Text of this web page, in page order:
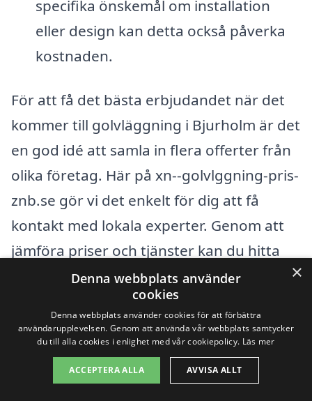
specifika önskemål om installation
eller design kan detta också påverka
kostnaden.
För att få det bästa erbjudandet när det
kommer till golvläggning i Bjurholm är det
en god idé att samla in flera offerter från
olika företag. Här på xn--golvlggning-pris-
znb.se gör vi det enkelt för dig att få
kontakt med lokala experter. Genom att
jämföra priser och tjänster kan du hitta
det bästa alternativet som passar både
din budget och dina önskemål. Tveka inte
att börja din sökning idag för att hitta en
professionell golvläggare i din närhet!
×
Denna webbplats använder
cookies
Denna webbplats använder cookies för att förbättra
användarupplevelsen. Genom att använda vår webbplats samtycker
du till alla cookies i enlighet med vår cookiepolicy. Läs mer
ACCEPTERA ALLA AVVISA ALLT